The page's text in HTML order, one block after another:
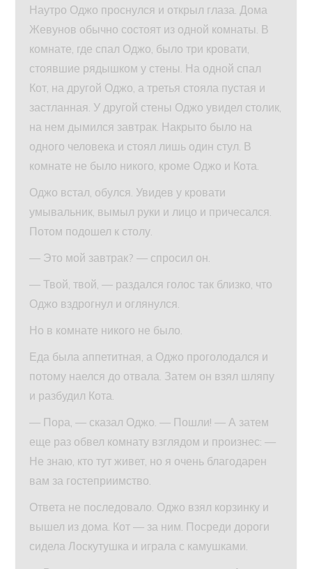
Наутро Оджо проснулся и открыл глаза. Дома
Жевунов обычно состоят из одной комнаты. В
комнате, где спал Оджо, было три кровати,
стоявшие рядышком у стены. На одной спал
Кот, на другой Оджо, а третья стояла пустая и
застланная. У другой стены Оджо увидел столик,
на нем дымился завтрак. Накрыто было на
одного человека и стоял лишь один стул. В
комнате не было никого, кроме Оджо и Кота.
Оджо встал, обулся. Увидев у кровати
умывальник, вымыл руки и лицо и причесался.
Потом подошел к столу.
— Это мой завтрак? — спросил он.
— Твой, твой, — раздался голос так близко, что
Оджо вздрогнул и оглянулся.
Но в комнате никого не было.
Еда была аппетитная, а Оджо проголодался и
потому наелся до отвала. Затем он взял шляпу
и разбудил Кота.
— Пора, — сказал Оджо. — Пошли! — А затем
еще раз обвел комнату взглядом и произнес: —
Не знаю, кто тут живет, но я очень благодарен
вам за гостеприимство.
Ответа не последовало. Оджо взял корзинку и
вышел из дома. Кот — за ним. Посреди дороги
сидела Лоскутушка и играла с камушками.